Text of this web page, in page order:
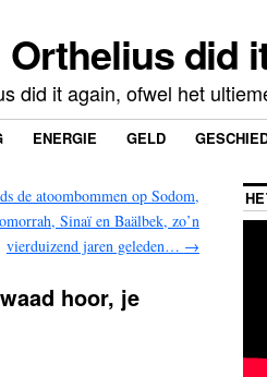
Orthelius did
did it again, ofwel het
ENERGIE GELD
de atoombommen op Sodom,
Sinaï en Baälbek, zo’n
vierduizend jaren geleden… →
hoor, je